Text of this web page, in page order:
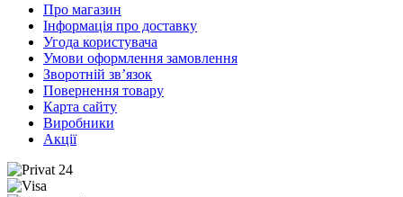
Про магазин
Інформація про доставку
Угода користувача
Умови оформлення замовлення
Зворотній зв’язок
Повернення товару
Карта сайту
Виробники
Акції